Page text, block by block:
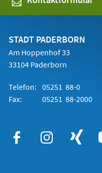
STADT PADERBORN
Am Hoppenhof 33
33104 Paderborn
Telefon: 05251 88-0
Fax:
05251 88-2000